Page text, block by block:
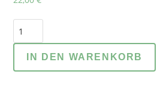
CD:
"Die
Aufgabe
IN DEN WARENKORB